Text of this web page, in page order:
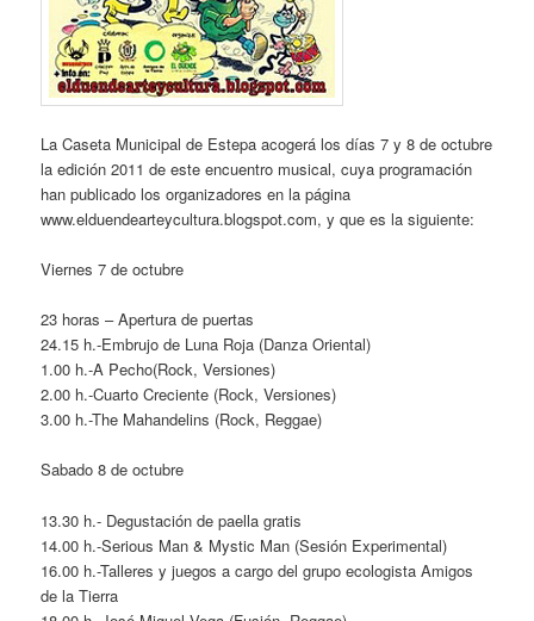
La Caseta Municipal de Estepa acogerá los días 7 y 8 de octubre
la edición 2011 de este encuentro musical, cuya programación
han publicado los organizadores en la página
www.elduendearteycultura.blogspot.com, y que es la siguiente:
Viernes 7 de octubre
23 horas – Apertura de puertas
24.15 h.-Embrujo de Luna Roja (Danza Oriental)
1.00 h.-A Pecho(Rock, Versiones)
2.00 h.-Cuarto Creciente (Rock, Versiones)
3.00 h.-The Mahandelins (Rock, Reggae)
Sabado 8 de octubre
13.30 h.- Degustación de paella gratis
14.00 h.-Serious Man & Mystic Man (Sesión Experimental)
16.00 h.-Talleres y juegos a cargo del grupo ecologista Amigos
de la Tierra